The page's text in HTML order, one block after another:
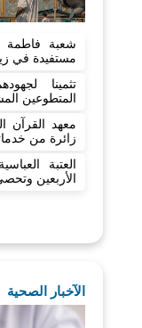
مستفيدة في
تثمينا
المتطوعين
زائرة من
العتبة
الأربعين
الآخبار الصحية